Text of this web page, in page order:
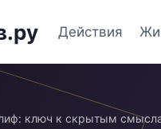
Действия
ключ к скрытым